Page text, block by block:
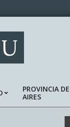
U
PROVINCIA
AIRES